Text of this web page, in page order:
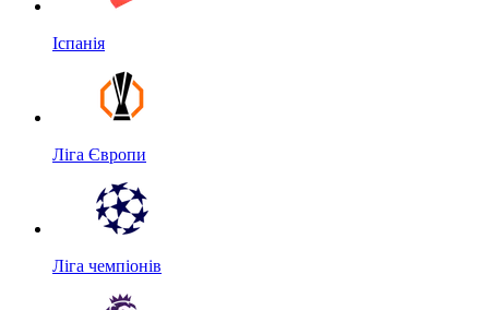
Іспанія
Ліга Європи
Ліга чемпіонів